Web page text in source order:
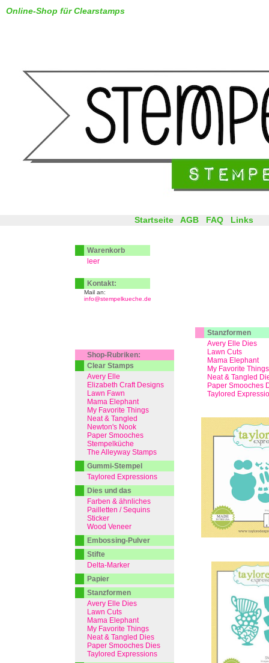
Online-Shop für Clearstamps
Stanzformen
Avery Elle Dies
Lawn Cuts
Mama Elephant
My Favorite Things
Neat & Tangled
Paper Smooches
Taylored
Startseite AGB FAQ Links
Warenkorb
leer
Kontakt:
Mail an:
info@stempelkueche.de
Shop-Rubriken:
Clear Stamps
Avery Elle
Elizabeth Craft Designs
Lawn Fawn
Mama Elephant
My Favorite Things
Neat & Tangled
Newton's Nook
Paper Smooches
Stempelküche
The Alleyway Stamps
Gummi-Stempel
Taylored Expressions
Dies und das
Farben & ähnliches
Pailletten / Sequins
Sticker
Wood Veneer
Embossing-Pulver
Stifte
Delta-Marker
Papier
Stanzformen
Avery Elle Dies
Lawn Cuts
Mama Elephant
My Favorite Things
Neat & Tangled Dies
Paper Smooches Dies
Taylored Expressions